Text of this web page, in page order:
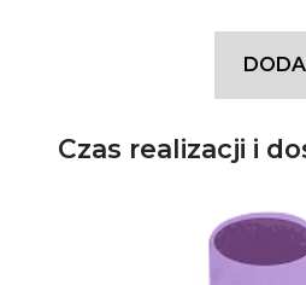
Czas realizacji i